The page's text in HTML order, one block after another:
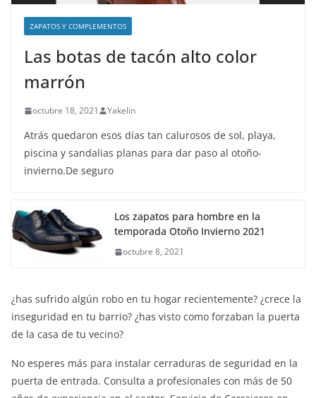
ZAPATOS Y COMPLEMENTOS
Las botas de tacón alto color
marrón
octubre 18, 2021 Yakelin
Atrás quedaron esos días tan calurosos de sol, playa,
invierno.De seguro
Los zapatos para hombre en la
octubre 8, 2021